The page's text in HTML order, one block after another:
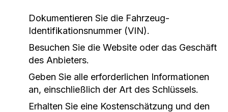
Dokumentieren Sie die Fahrzeug-
Identifikationsnummer (VIN).
Besuchen Sie die Website oder das Geschäft
des Anbieters.
Geben Sie alle erforderlichen Informationen
an, einschließlich der Art des Schlüssels.
Erhalten Sie eine Kostenschätzung und den